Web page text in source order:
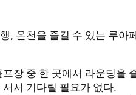
, 온천을 즐길 수 있는 루아
장 중 한 곳에서 라운딩을
서 기다릴 필요가 없다.